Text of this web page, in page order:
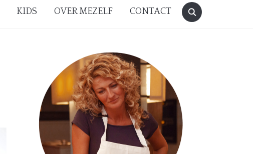
KIDS OVER MEZELF CONTACT